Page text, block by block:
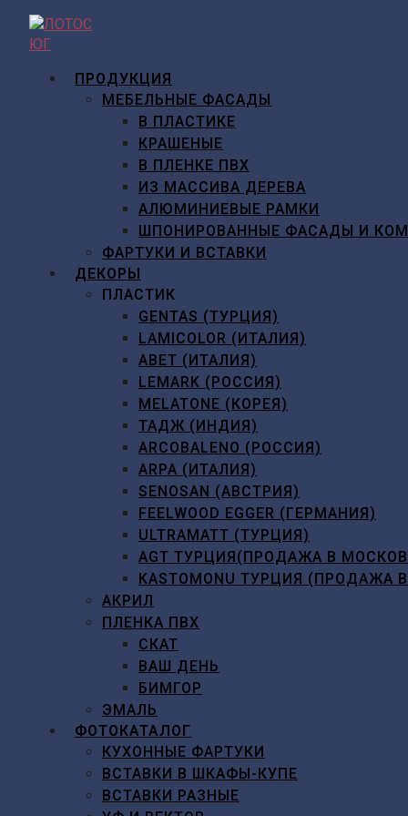
Перейти
содержимому
ПРОДУКЦИЯ
МЕБЕЛЬНЫЕ ФАСАДЫ
В ПЛАСТИКЕ
КРАШЕНЫЕ
В ПЛЕНКЕ ПВХ
ИЗ МАССИВА ДЕРЕВА
АЛЮМИНИЕВЫЕ РАМКИ
ШПОНИРОВАННЫЕ ФАСАДЫ И
ФАРТУКИ И ВСТАВКИ
ДЕКОРЫ
ПЛАСТИК
GENTAS (ТУРЦИЯ)
LAMICOLOR (ИТАЛИЯ)
ABET (ИТАЛИЯ)
LEMARK (РОССИЯ)
MELATONE (КОРЕЯ)
ТАДЖ (ИНДИЯ)
ARCOBALENO (РОССИЯ)
ARPA (ИТАЛИЯ)
SENOSAN (АВСТРИЯ)
FEELWOOD EGGER (ГЕРМАНИЯ)
ULTRAMATT (ТУРЦИЯ)
AGT ТУРЦИЯ(ПРОДАЖА В
KASTOMONU ТУРЦИЯ
АКРИЛ
ПЛЕНКА ПВХ
СКАТ
ВАШ ДЕНЬ
БИМГОР
ЭМАЛЬ
ФОТОКАТАЛОГ
КУХОННЫЕ ФАРТУКИ
ВСТАВКИ В ШКАФЫ-КУПЕ
ВСТАВКИ РАЗНЫЕ